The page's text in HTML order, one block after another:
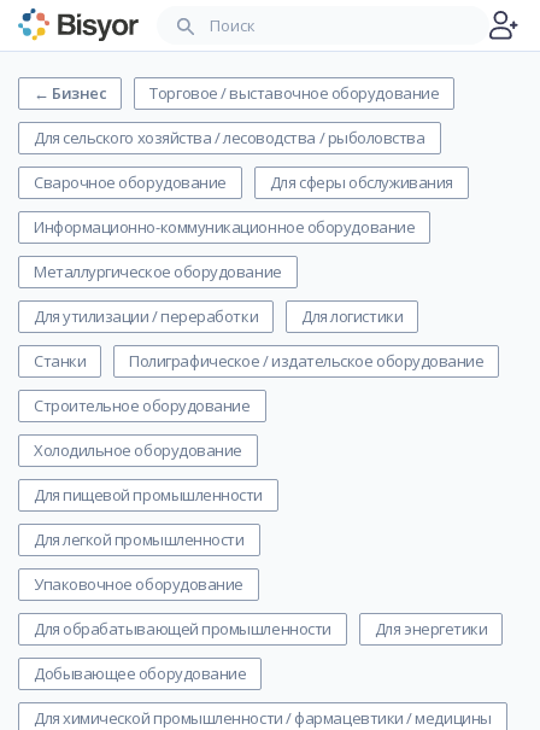
← Бизнес Торговое / выставочное оборудование
Для сельского хозяйства / лесоводства / рыболовства
Сварочное оборудование Для сферы обслуживания
Информационно-коммуникационное оборудование
Металлургическое оборудование
Для утилизации / переработки Для логистики
Станки Полиграфическое / издательское оборудование
Строительное оборудование
Холодильное оборудование
Для пищевой промышленности
Для легкой промышленности
Упаковочное оборудование
Для обрабатывающей промышленности Для энергетики
Добывающее оборудование
Для химической промышленности / фармацевтики / медицины